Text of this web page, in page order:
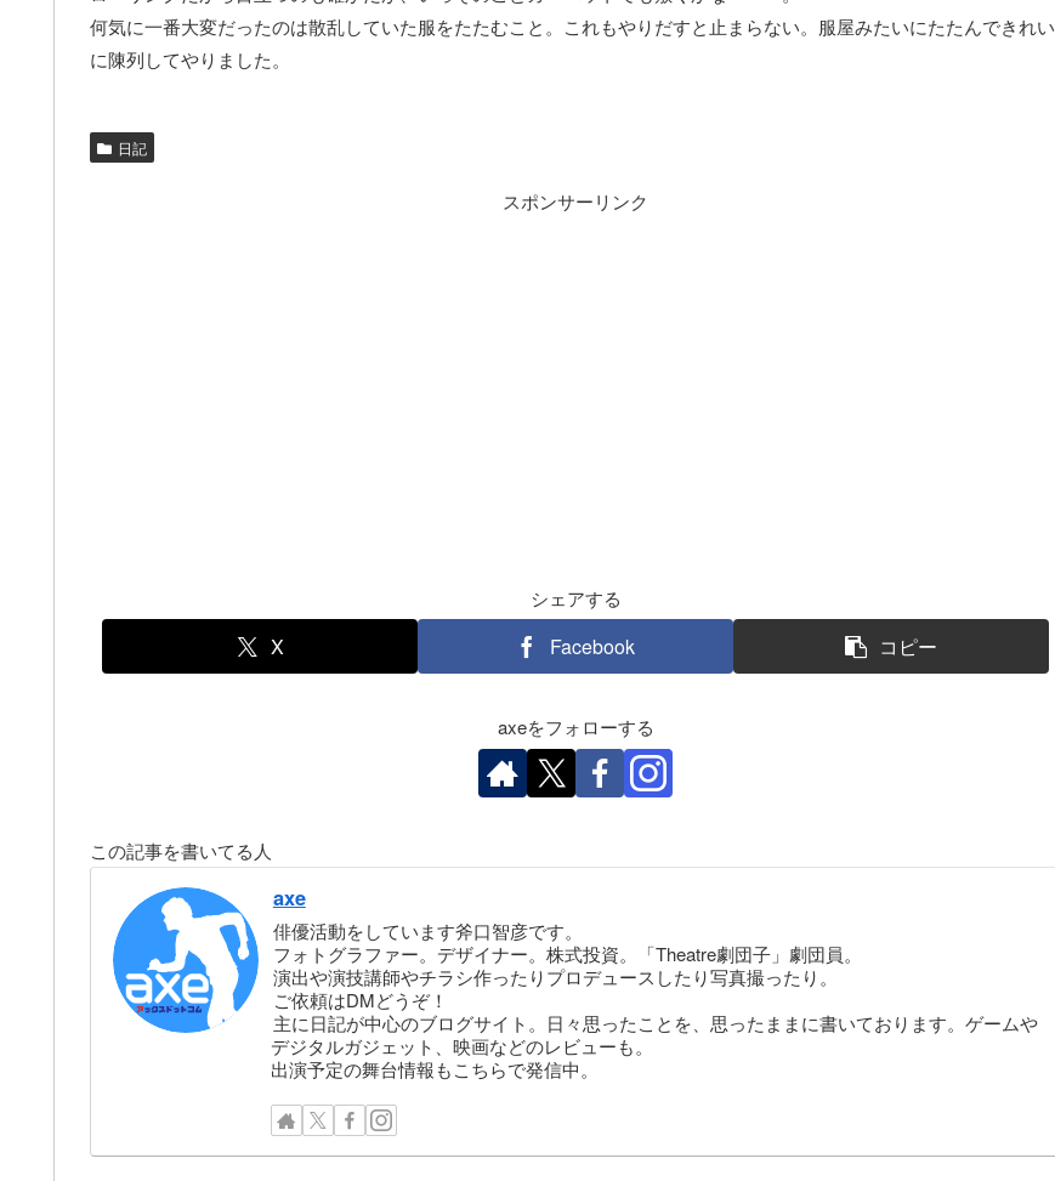
何気に一番大変だったのは散乱していた服をたたむこと。これもやりだすと止まらない。服屋みたいにたたんできれい
に陳列してやりました。
日記
スポンサーリンク
シェアする
X Facebook コピー
axeをフォローする
この記事を書いてる人
axe
俳優活動をしています斧口智彦です。
フォトグラファー。デザイナー。株式投資。「Theatre劇団子」劇団員。
演出や演技講師やチラシ作ったりプロデュースしたり写真撮ったり。
ご依頼はDMどうぞ！
主に日記が中心のブログサイト。日々思ったことを、思ったままに書いております。ゲームや
デジタルガジェット、映画などのレビューも。
出演予定の舞台情報もこちらで発信中。